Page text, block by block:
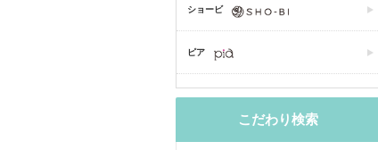
ショービ
ピア
こだわり検索